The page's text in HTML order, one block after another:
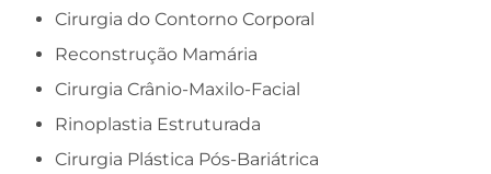
Cirurgia do Contorno Corporal
Reconstrução Mamária
Cirurgia Crânio-Maxilo-Facial
Rinoplastia Estruturada
Cirurgia Plástica Pós-Bariátrica